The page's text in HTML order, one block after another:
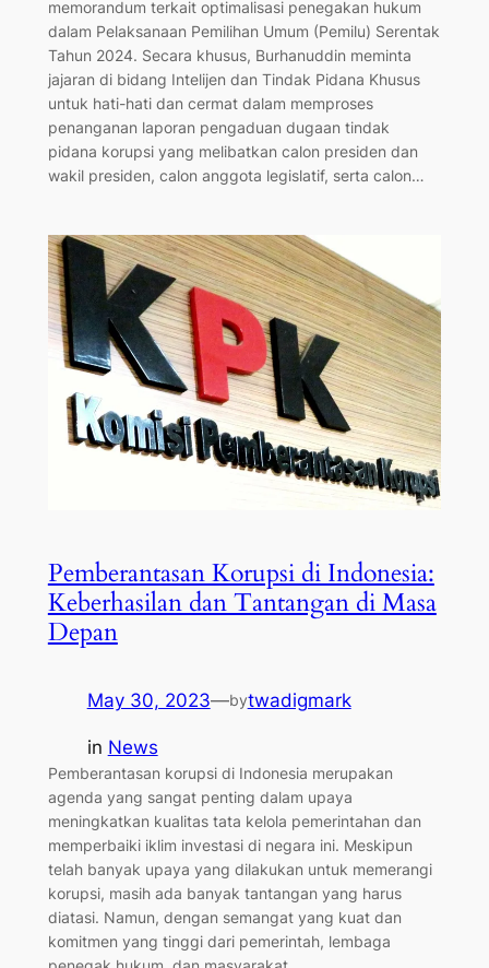
memorandum terkait optimalisasi penegakan hukum
dalam Pelaksanaan Pemilihan Umum (Pemilu) Serentak
Tahun 2024. Secara khusus, Burhanuddin meminta
jajaran di bidang Intelijen dan Tindak Pidana Khusus
untuk hati-hati dan cermat dalam memproses
penanganan laporan pengaduan dugaan tindak
pidana korupsi yang melibatkan calon presiden dan
wakil presiden, calon anggota legislatif, serta calon…
Pemberantasan Korupsi di Indonesia:
Keberhasilan dan Tantangan di Masa
Depan
May 30, 2023—bytwadigmark
in News
Pemberantasan korupsi di Indonesia merupakan
agenda yang sangat penting dalam upaya
meningkatkan kualitas tata kelola pemerintahan dan
memperbaiki iklim investasi di negara ini. Meskipun
telah banyak upaya yang dilakukan untuk memerangi
korupsi, masih ada banyak tantangan yang harus
diatasi. Namun, dengan semangat yang kuat dan
komitmen yang tinggi dari pemerintah, lembaga